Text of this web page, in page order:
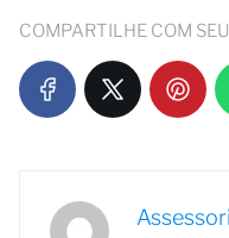
COMPARTILHE COM